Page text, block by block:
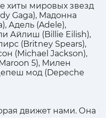
хиты мировых звезд
Gaga), Мадонна
Адель (Adele),
Айлиш (Billie Eilish),
(Britney Spears),
(Michael Jackson),
5), Милен
мод (Depeche
движет нами. Она